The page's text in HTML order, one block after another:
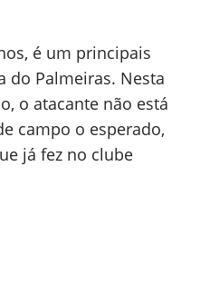
é um principais
do Palmeiras. Nesta
o atacante não está
campo o esperado,
já fez no clube